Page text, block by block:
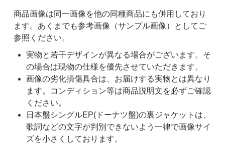
商品画像は同一画像を他の同種商品にも併用しており
ます。あくまでも参考画像（サンプル画像）としてご
参照ください。
実物と若干デザインが異なる場合がございます。そ
の場合は現物の仕様を優先させていただきます。
画像の劣化損傷具合は、お届けする実物とは異なり
ます。コンディション等は商品説明文を必ずご確認
ください。
日本盤シングルEP(ドーナツ盤)の裏ジャケットは、
歌詞などの文字が判別できないよう一律で画像サイ
ズを小さくしております。